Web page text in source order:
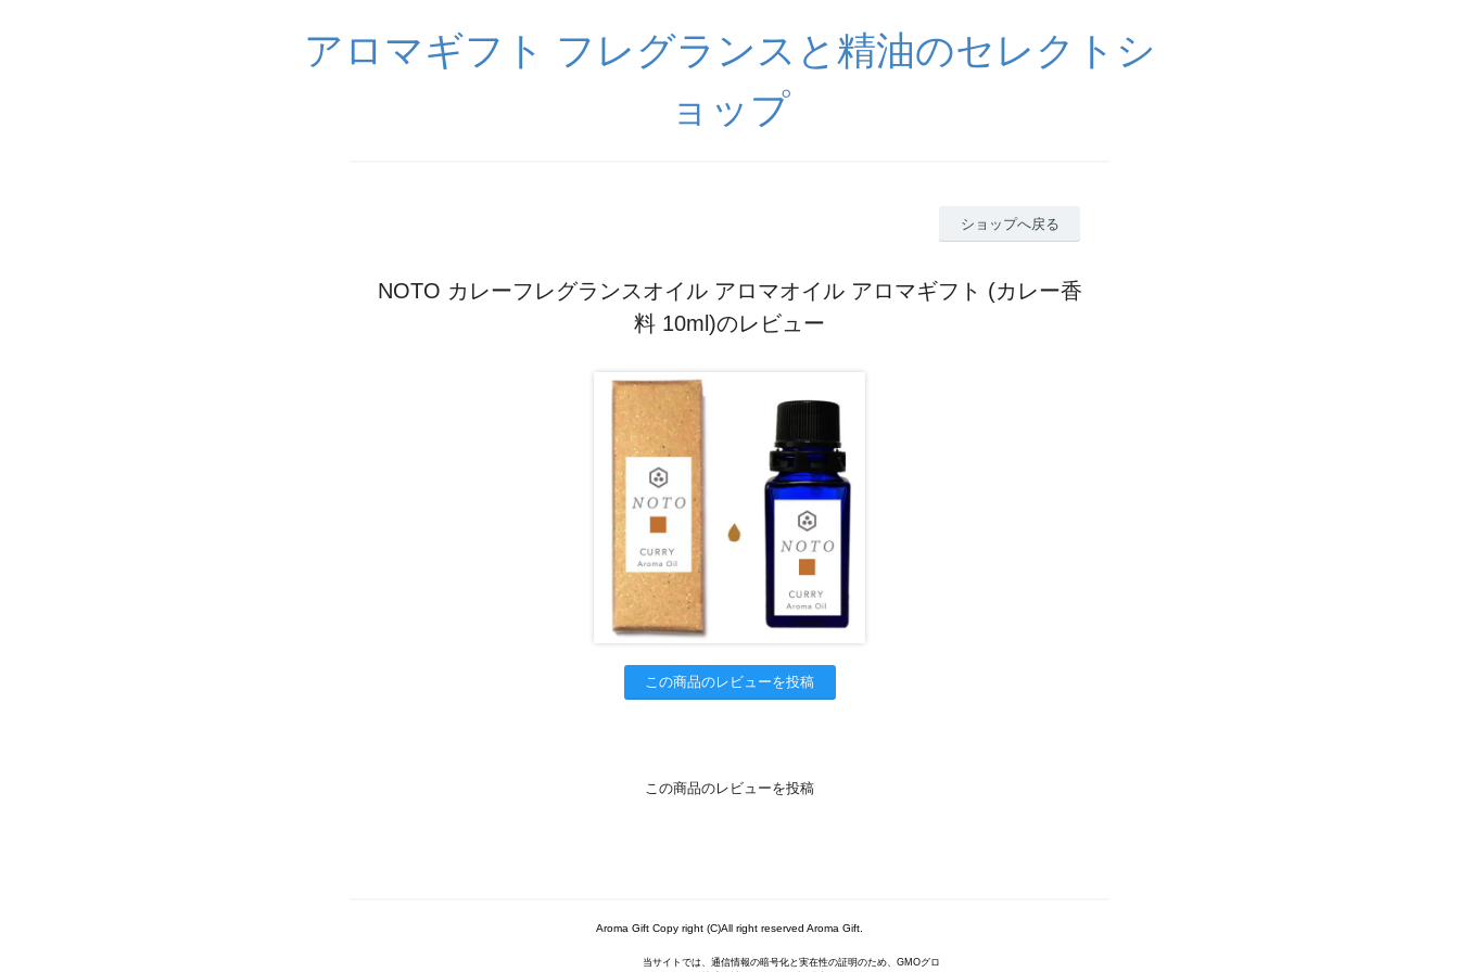
アロマギフト フレグランスと精油のセレクトシ
ョップ
ショップへ戻る
NOTO カレーフレグランスオイル アロマオイル アロマギフト (カレー香
料 10ml)のレビュー
この商品のレビューを投稿
この商品のレビューを投稿
Aroma Gift Copy right (C)All right reserved Aroma Gift.
当サイトでは、通信情報の暗号化と実在性の証明のため、GMOグロ